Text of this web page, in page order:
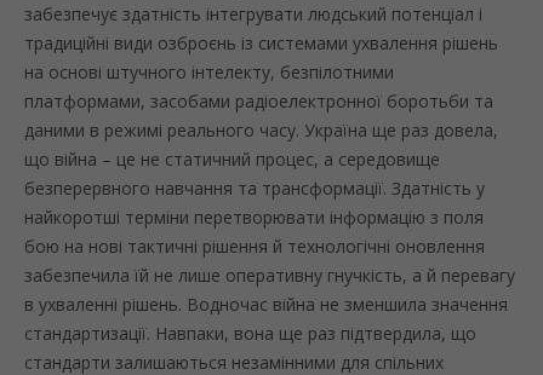
забезпечує здатність інтегрувати людський потенціал і
традиційні види озброєнь із системами ухвалення рішень
на основі штучного інтелекту, безпілотними
платформами, засобами радіоелектронної боротьби та
даними в режимі реального часу. Україна ще раз довела,
що війна – це не статичний процес, а середовище
безперервного навчання та трансформації. Здатність у
найкоротші терміни перетворювати інформацію з поля
бою на нові тактичні рішення й технологічні оновлення
забезпечила їй не лише оперативну гнучкість, а й перевагу
в ухваленні рішень. Водночас війна не зменшила значення
стандартизації. Навпаки, вона ще раз підтвердила, що
стандарти залишаються незамінними для спільних